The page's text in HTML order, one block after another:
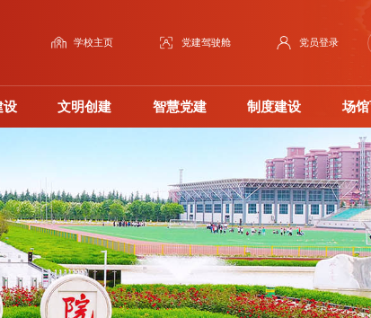
学校主页 党建驾驶舱 党员登录
设 文明创建 智慧党建 制度建设 场